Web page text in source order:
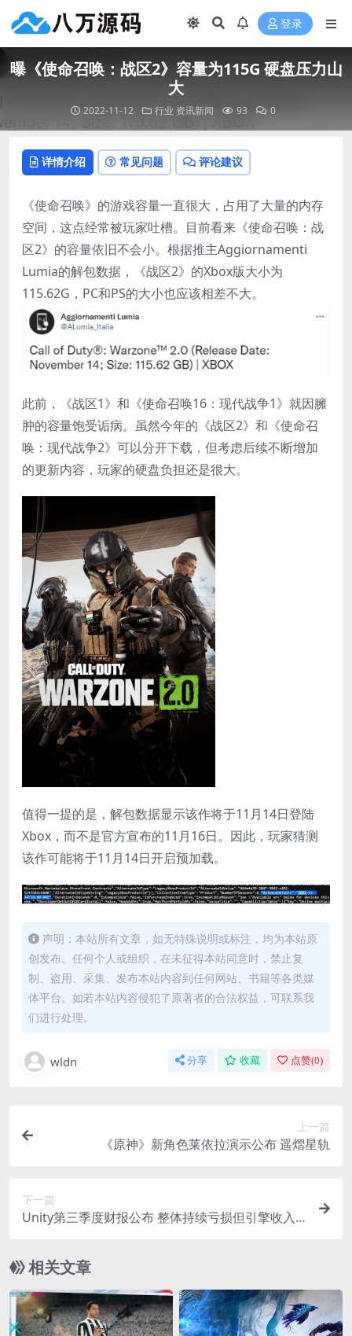
登录
曝《使命召唤：战区2》容量为115G 硬盘压力山
大
2022-11-12 行业 资讯新闻 93 0
详情介绍 常见问题 评论建议
《使命召唤》的游戏容量一直很大，占用了大量的内存
空间，这点经常被玩家吐槽。目前看来《使命召唤：战
区2》的容量依旧不会小。根据推主Aggiornamenti
Lumia的解包数据，《战区2》的Xbox版大小为
115.62G，PC和PS的大小也应该相差不大。
此前，《战区1》和《使命召唤16：现代战争1》就因臃
肿的容量饱受诟病。虽然今年的《战区2》和《使命召
唤：现代战争2》可以分开下载，但考虑后续不断增加
的更新内容，玩家的硬盘负担还是很大。
值得一提的是，解包数据显示该作将于11月14日登陆
Xbox，而不是官方宣布的11月16日。因此，玩家猜测
该作可能将于11月14日开启预加载。
声明：本站所有文章，如无特殊说明或标注，均为本站原
创发布。任何个人或组织，在未征得本站同意时，禁止复
制、盗用、采集、发布本站内容到任何网站、书籍等各类媒
体平台。如若本站内容侵犯了原著者的合法权益，可联系我
们进行处理。
wldn 分享 收藏 点赞(0)
上一篇
《原神》新角色莱依拉演示公布 遥熠星轨
下一篇
Unity第三季度财报公布 整体持续亏损但引擎收入
相关文章